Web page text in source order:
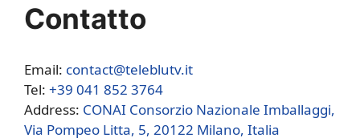
Contatto
Email: contact@teleblutv.it
Tel: +39 041 852 3764
Address: CONAI Consorzio Nazionale Imballaggi,
Via Pompeo Litta, 5, 20122 Milano, Italia